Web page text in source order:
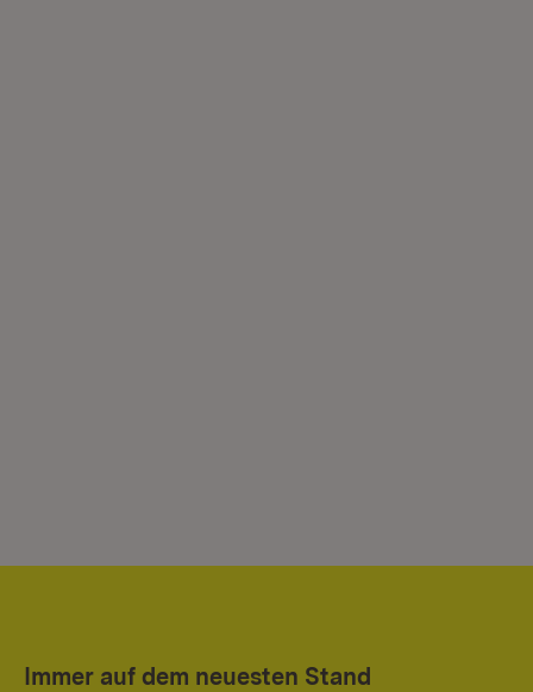
Immer auf dem neuesten Stand